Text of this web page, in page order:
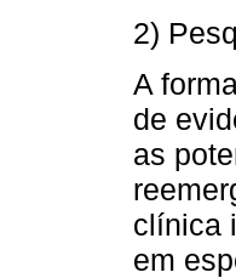
2)
A
de
as
clínica
em